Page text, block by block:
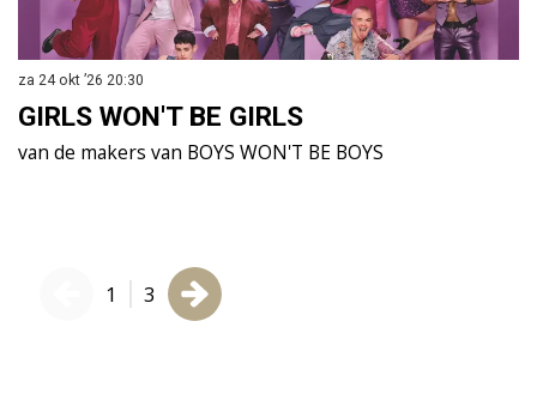
GIRLS WON'T BE GIRLS
van de makers van BOYS WON'T BE BOYS
za 24 okt ’26 20:30
1 3